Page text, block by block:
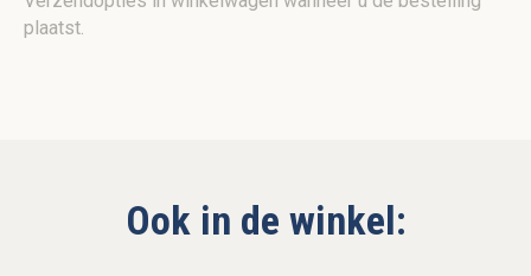
plaatst.
Ook in de winkel: